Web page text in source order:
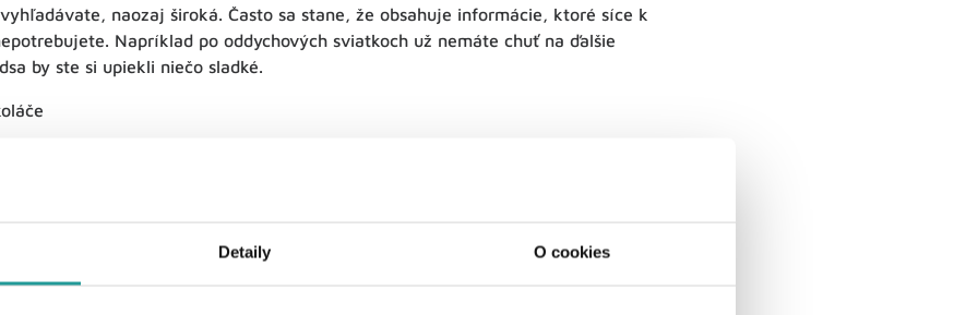
Detaily O cookies
naozaj široká. Často sa stane, že obsahuje informácie, ktoré síce k
Napríklad po oddychových sviatkoch už nemáte chuť na ďalšie
by ste si upiekli niečo sladké.
slovo, ktoré chcete vylúčiť.
stránky. Plánujete kúpiť športové oblečenie, ale máte s konkrétnym eshopom
by ste sa mu už vyhli? Z vyhľadávania ho jednoducho vylúčte pomocou